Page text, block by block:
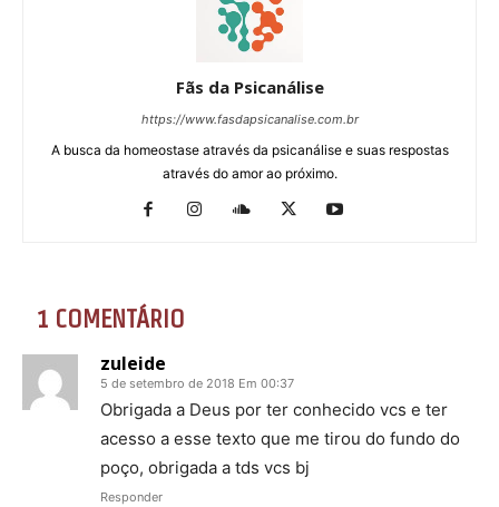
Fãs da Psicanálise
https://www.fasdapsicanalise.com.br
A busca da homeostase através da psicanálise e suas respostas
através do amor ao próximo.
1 COMENTÁRIO
zuleide
5 de setembro de 2018 Em 00:37
Obrigada a Deus por ter conhecido vcs e ter
acesso a esse texto que me tirou do fundo do
poço, obrigada a tds vcs bj
Responder